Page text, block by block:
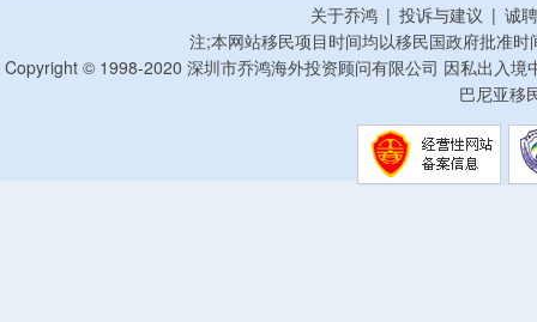
关于乔鸿 | 投诉与建议 | 诚
注;本网站移民项目时间均以移民国政府批准
Copyright © 1998-2020 深圳市乔鸿海外投资顾问有限公司 因私出入
巴尼亚移